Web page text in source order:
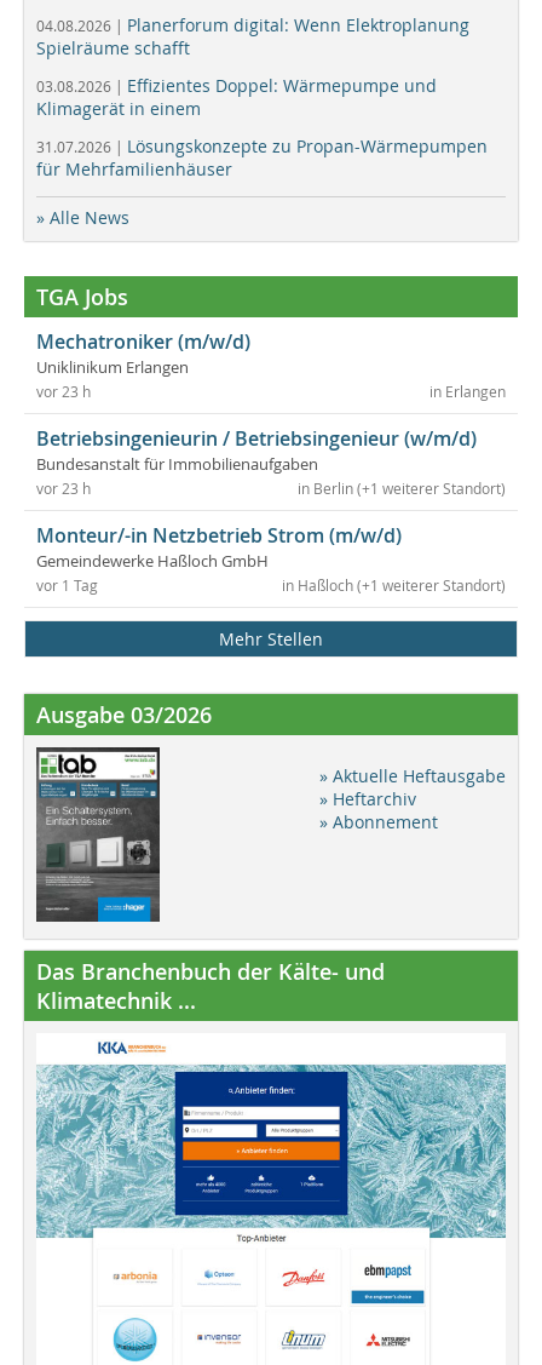
04.08.2026 | Planerforum digital: Wenn Elektroplanung
Spielräume schafft
03.08.2026 | Effizientes Doppel: Wärmepumpe und
Klimagerät in einem
31.07.2026 | Lösungskonzepte zu Propan-Wärmepumpen
für Mehrfamilienhäuser
» Alle News
TGA Jobs
Mechatroniker (m/w/d)
Uniklinikum Erlangen
in Erlangen
vor 23 h
Betriebsingenieurin / Betriebsingenieur (w/m/d)
Bundesanstalt für Immobilienaufgaben
in Berlin (+1 weiterer Standort)
vor 23 h
Monteur/-in Netzbetrieb Strom (m/w/d)
Gemeindewerke Haßloch GmbH
in Haßloch (+1 weiterer Standort)
vor 1 Tag
Mehr Stellen
Ausgabe 03/2026
» Aktuelle Heftausgabe
» Heftarchiv
» Abonnement
Das Branchenbuch der Kälte- und
Klimatechnik ...